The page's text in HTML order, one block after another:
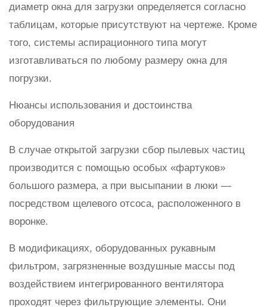
диаметр окна для загрузки определяется согласно
таблицам, которые присутствуют на чертеже. Кроме
того, системы аспирационного типа могут
изготавливаться по любому размеру окна для
погрузки.
Нюансы использования и достоинства
оборудования
В случае открытой загрузки сбор пылевых частиц
производится с помощью особых «фартуков»
большого размера, а при высыпании в люки —
посредством щелевого отсоса, расположенного в
воронке.
В модификациях, оборудованных рукавным
фильтром, загрязненные воздушные массы под
воздействием интегрированного вентилятора
проходят через фильтрующие элементы. Они